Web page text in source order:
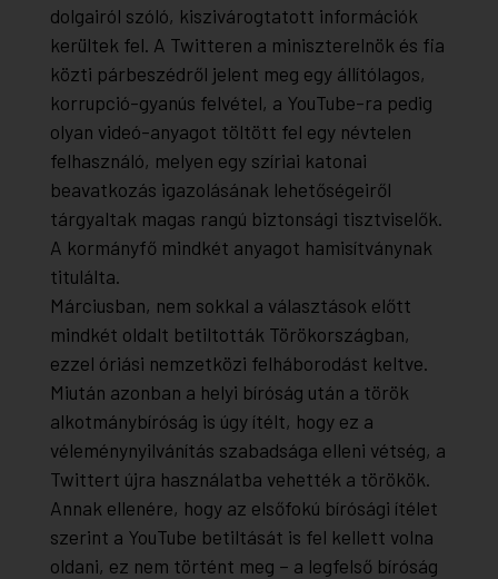
dolgairól szóló, kiszivárogtatott információk
kerültek fel. A Twitteren a miniszterelnök és fia
közti párbeszédről jelent meg egy állítólagos,
korrupció-gyanús felvétel, a YouTube-ra pedig
olyan videó-anyagot töltött fel egy névtelen
felhasználó, melyen egy szíriai katonai
beavatkozás igazolásának lehetőségeiről
tárgyaltak magas rangú biztonsági tisztviselők.
A kormányfő mindkét anyagot hamisítványnak
titulálta.
Márciusban, nem sokkal a választások előtt
mindkét oldalt betiltották Törökországban,
ezzel óriási nemzetközi felháborodást keltve.
Miután azonban a helyi bíróság után a török
alkotmánybíróság is úgy ítélt, hogy ez a
véleménynyilvánítás szabadsága elleni vétség, a
Twittert újra használatba vehették a törökök.
Annak ellenére, hogy az elsőfokú bírósági ítélet
szerint a YouTube betiltását is fel kellett volna
oldani, ez nem történt meg – a legfelső bíróság